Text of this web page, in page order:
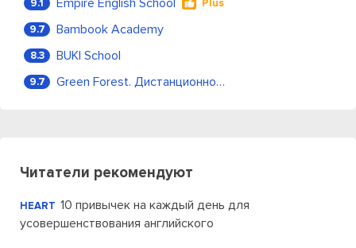
9.1 Empire English School Plus
9.7 Bambook Academy
8.3 BUKI School
9.7 Green Forest. Дистанционное обучение
Читатели рекомендуют
HEART 10 привычек на каждый день для
усовершенствования английского